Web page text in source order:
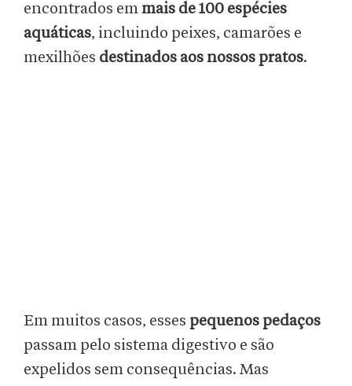
encontrados em mais de 100 espécies
aquáticas, incluindo peixes, camarões e
mexilhões destinados aos nossos pratos.
Em muitos casos, esses pequenos pedaços
passam pelo sistema digestivo e são
expelidos sem consequências. Mas